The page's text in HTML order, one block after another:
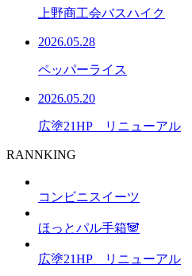
上野商工会バスハイク
2026.05.28
ペッパーライス
2026.05.20
広塗21HP リニューアル
RANNKING
コンビニスイーツ
ほっとパル手箱🐼
広塗21HP リニューアル